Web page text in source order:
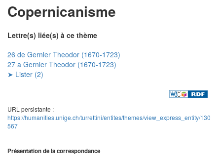
Copernicanisme
Lettre(s) liée(s) à ce thème
26 de Gernler Theodor (1670-1723)
27 a Gernler Theodor (1670-1723)
➤ Lister (2)
URL persistante :
https://humanities.unige.ch/turrettini/entites/themes/view_express_entity/130
567
Présentation de la correspondance